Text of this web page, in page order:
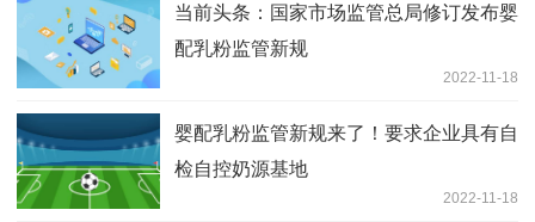
当前头条：国家市场监管总局修订发布婴
配乳粉监管新规
2022-11-18
婴配乳粉监管新规来了！要求企业具有自
检自控奶源基地
2022-11-18